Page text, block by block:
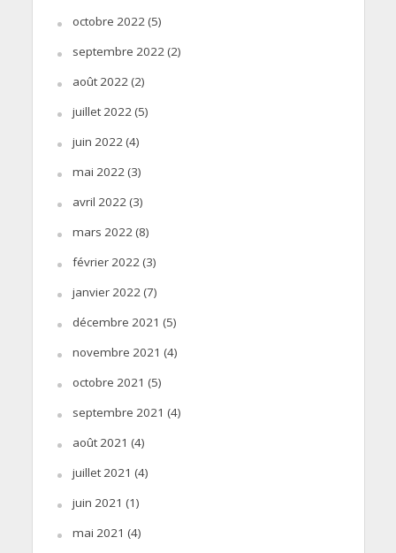
octobre 2022(5)
septembre 2022(2)
août 2022(2)
juillet 2022(5)
juin 2022(4)
mai 2022(3)
avril 2022(3)
mars 2022(8)
février 2022(3)
janvier 2022(7)
décembre 2021 (5)
novembre 2021 (4)
octobre 2021 (5)
septembre 2021 (4)
août 2021 (4)
juillet 2021 (4)
juin 2021 (1)
mai 2021 (4)